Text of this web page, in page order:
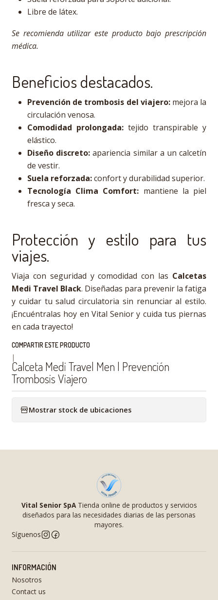
Libre de látex.
Se recomienda utilizar este producto bajo prescripción
médica.
Beneficios destacados.
Prevención de trombosis del viajero:mejora la
circulación venosa.
Comodidad prolongada: tejido transpirable y
elástico.
Diseño discreto: apariencia similar a un calcetín
de vestir.
Suela reforzada:confort y durabilidad superior.
Tecnología Clima Comfort: mantiene la piel
fresca y seca.
Protección y estilo para tus
viajes.
Viaja con seguridad y comodidad con las Calcetas
Medi Travel Black. Diseñadas para prevenir la fatiga
y cuidar tu salud circulatoria sin renunciar al estilo.
¡Encuéntralas hoy en Vital Senior y cuida tus piernas
en cada trayecto!
COMPARTIR ESTE PRODUCTO
|
Calceta Medi Travel Men | Prevención
Trombosis Viajero
Mostrar stock de ubicaciones
Vital Senior SpATienda online de productos y servicios
diseñados para las necesidades diarias de las personas
mayores.
Síguenos
INFORMACIÓN
Nosotros
Contact us